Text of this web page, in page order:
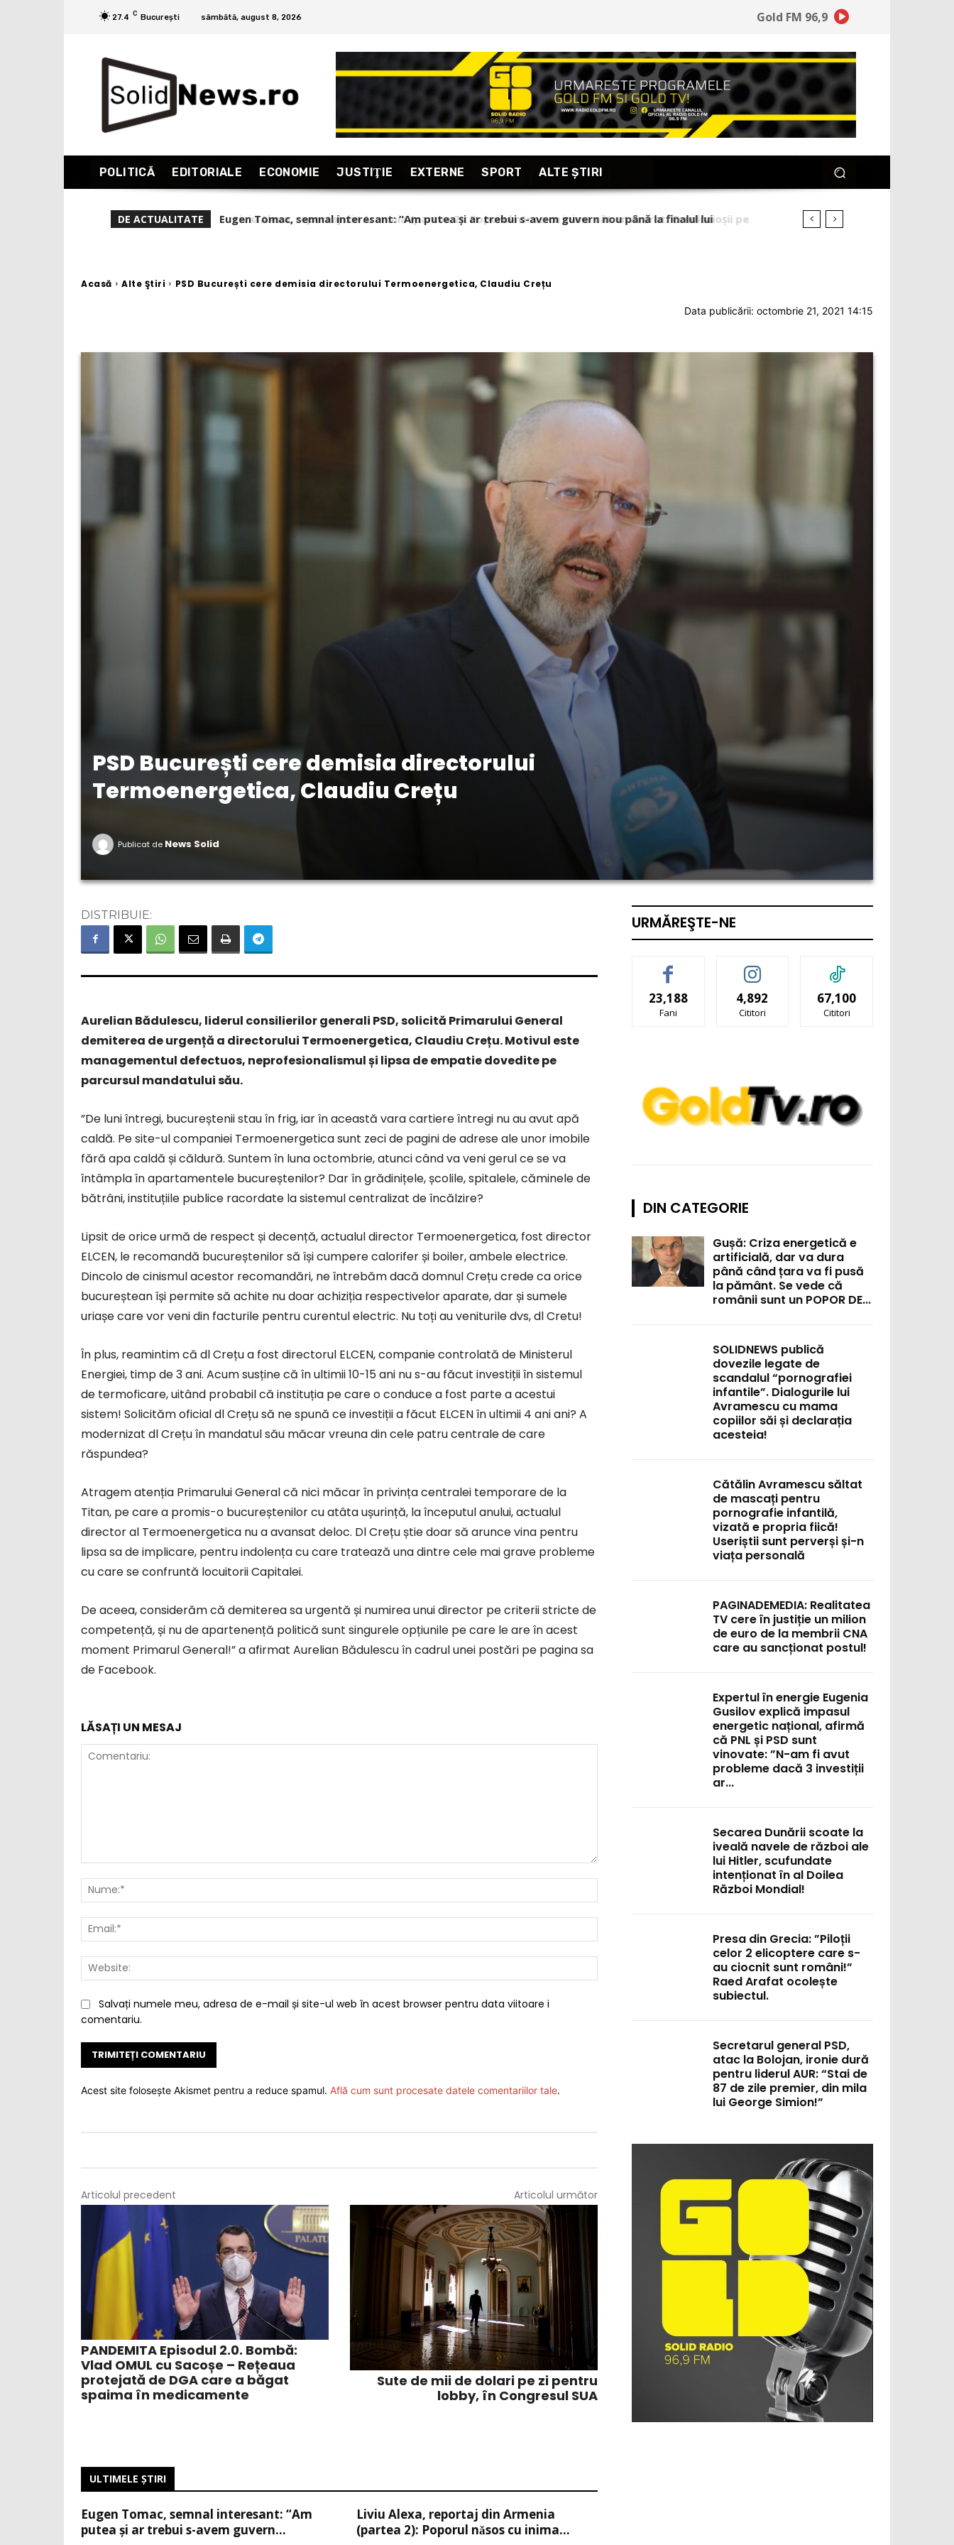
27.4 C București sâmbătă, august 8, 2026 Gold FM 96,9
POLITICĂ EDITORIALE ECONOMIE JUSTIŢIE EXTERNE SPORT ALTE ŞTIRI
DE ACTUALITATE
Liviu Alexa, reportaj din Armenia (partea 2): Poporul nǎsos cu inima cât un Ararat. Credincioşii pe
Acasă Alte Ştiri PSD București cere demisia directorului Termoenergetica, Claudiu Crețu
Data publicării: octombrie 21, 2021 14:15
PSD București cere demisia directorului
Termoenergetica, Claudiu Crețu
Publicat de News Solid
DISTRIBUIE:
Aurelian Bădulescu, liderul consilierilor generali PSD, solicită Primarului General
demiterea de urgență a directorului Termoenergetica, Claudiu Crețu. Motivul este
managementul defectuos, neprofesionalismul și lipsa de empatie dovedite pe
parcursul mandatului său.
”De luni întregi, bucureștenii stau în frig, iar în această vara cartiere întregi nu au avut apă
caldă. Pe site-ul companiei Termoenergetica sunt zeci de pagini de adrese ale unor imobile
fără apa caldă și căldură. Suntem în luna octombrie, atunci când va veni gerul ce se va
întâmpla în apartamentele bucureștenilor? Dar în grădinițele, școlile, spitalele, căminele de
bătrâni, instituțiile publice racordate la sistemul centralizat de încălzire?
Lipsit de orice urmă de respect și decență, actualul director Termoenergetica, fost director
ELCEN, le recomandă bucureștenilor să își cumpere calorifer și boiler, ambele electrice.
Dincolo de cinismul acestor recomandări, ne întrebăm dacă domnul Crețu crede ca orice
bucureștean își permite să achite nu doar achiziția respectivelor aparate, dar și sumele
uriașe care vor veni din facturile pentru curentul electric. Nu toți au veniturile dvs, dl Cretu!
În plus, reamintim că dl Crețu a fost directorul ELCEN, companie controlată de Ministerul
Energiei, timp de 3 ani. Acum susține că în ultimii 10-15 ani nu s-au făcut investiții în sistemul
de termoficare, uitând probabil că instituția pe care o conduce a fost parte a acestui
sistem! Solicităm oficial dl Crețu să ne spună ce investiții a făcut ELCEN în ultimii 4 ani ani? A
modernizat dl Crețu în mandatul său măcar vreuna din cele patru centrale de care
răspundea?
Atragem atenția Primarului General că nici măcar în privința centralei temporare de la
Titan, pe care a promis-o bucureștenilor cu atâta ușurință, la începutul anului, actualul
director al Termoenergetica nu a avansat deloc. Dl Crețu știe doar să arunce vina pentru
lipsa sa de implicare, pentru indolența cu care tratează una dintre cele mai grave probleme
cu care se confruntă locuitorii Capitalei.
De aceea, considerăm că demiterea sa urgentă și numirea unui director pe criterii stricte de
competență, și nu de apartenență politică sunt singurele opțiunile pe care le are în acest
moment Primarul General!” a afirmat Aurelian Bădulescu în cadrul unei postări pe pagina sa
de Facebook.
LĂSAȚI UN MESAJ
Salvați numele meu, adresa de e-mail și site-ul web în acest browser pentru data viitoare i
comentariu.
Acest site folosește Akismet pentru a reduce spamul. Află cum sunt procesate datele comentariilor tale.
Articolul precedent
PANDEMITA Episodul 2.0. Bombă:
Vlad OMUL cu Sacoșe – Rețeaua
protejată de DGA care a băgat
spaima în medicamente
Articolul următor
Sute de mii de dolari pe zi pentru
lobby, în Congresul SUA
ULTIMELE ŞTIRI
Eugen Tomac, semnal interesant: “Am
putea și ar trebui s-avem guvern...
Liviu Alexa, reportaj din Armenia
(partea 2): Poporul nǎsos cu inima...
URMĂREŞTE-NE
23,188
Fani
4,892
Cititori
67,100
Cititori
DIN CATEGORIE
Gușă: Criza energetică e
artificială, dar va dura
până când țara va fi pusă
la pământ. Se vede că
românii sunt un POPOR DE...
SOLIDNEWS publică
dovezile legate de
scandalul “pornografiei
infantile”. Dialogurile lui
Avramescu cu mama
copiilor săi și declarația
acesteia!
Cătălin Avramescu săltat
de mascați pentru
pornografie infantilă,
vizată e propria fiică!
Useriștii sunt perverși și-n
viața personală
PAGINADEMEDIA: Realitatea
TV cere în justiție un milion
de euro de la membrii CNA
care au sancționat postul!
Expertul în energie Eugenia
Gusilov explică impasul
energetic național, afirmă
că PNL și PSD sunt
vinovate: ”N-am fi avut
probleme dacă 3 investiții
ar...
Secarea Dunării scoate la
iveală navele de război ale
lui Hitler, scufundate
intenționat în al Doilea
Război Mondial!
Presa din Grecia: ”Piloții
celor 2 elicoptere care s-
au ciocnit sunt români!”
Raed Arafat ocolește
subiectul.
Secretarul general PSD,
atac la Bolojan, ironie dură
pentru liderul AUR: “Stai de
87 de zile premier, din mila
lui George Simion!”